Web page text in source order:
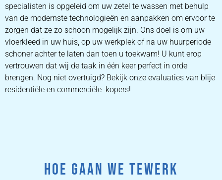
specialisten is opgeleid om uw zetel te wassen met behulp
van de modernste technologieën en aanpakken om ervoor te
zorgen dat ze zo schoon mogelijk zijn. Ons doel is om uw
vloerkleed in uw huis, op uw werkplek of na uw huurperiode
schoner achter te laten dan toen u toekwam! U kunt erop
vertrouwen dat wij de taak in één keer perfect in orde
brengen. Nog niet overtuigd? Bekijk onze evaluaties van blije
residentiële en commerciële kopers!
HOE GAAN WE TEWERK